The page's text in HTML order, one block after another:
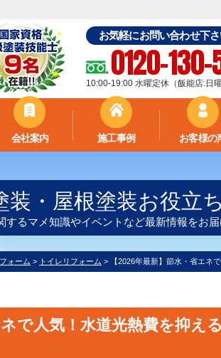
お気軽にお問い合わせ下さ
0120-
10:00-19:00 水曜定休（飯能店:日曜
会社案内 施工事例 お客様の
装・屋根塗装お役立
するマメ知識やイベントなど最新情報をお届
ォーム > トイレリフォーム > 【2026年最新】節水・省エネ
ネで人気！水道光熱費を抑